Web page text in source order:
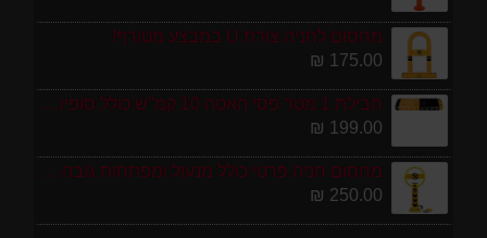
מחסום לחניה צורת U במבצע מטורף!
175.00 ₪
חבילת 1 מטר פסי האטה 10 קמ''ש כולל סופיות מפלסטיק
199.00 ₪
מחסום חניה פרטי כולל מנעול ומפתחות גובה 70 ס"מ
250.00 ₪